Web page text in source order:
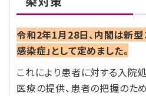
令和2年1月28日、内閣は新型
感染症」として定めました。
これにより患者に対する入院
医療の提供、患者の把握のた